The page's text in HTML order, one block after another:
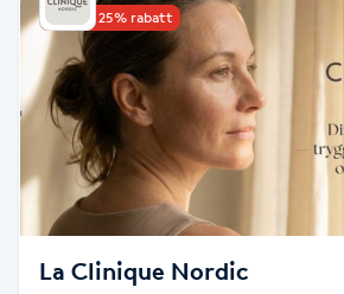
Lymfmassage
Läpptatuering
Makeup
Manikyr & Pedikyr
Upp till 25% rabatt
La Clinique Nordic